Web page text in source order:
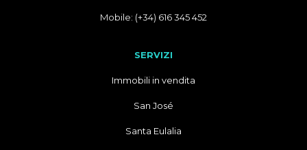
Mobile: (+34) 616 345 452
SERVIZI
Immobili in vendita
San José
Santa Eulalia